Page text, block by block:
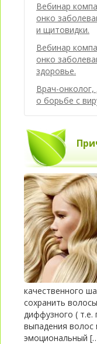
качественного
сохранить
диффузного ( т.е.
выпадения
эмоциональный
Вебинар
онко
и щитовидки.
Вебинар
онко
здоровье.
Врач-
о борьбе с